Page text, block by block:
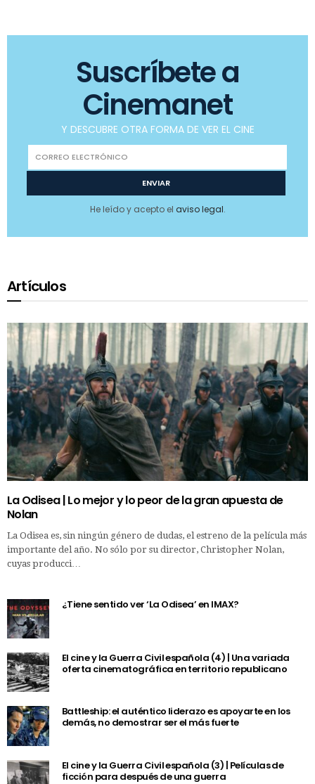
Suscríbete a
Cinemanet
Y DESCUBRE OTRA FORMA DE VER EL CINE
He leído y acepto el aviso legal.
Artículos
La Odisea | Lo mejor y lo peor de la gran apuesta de
Nolan
La Odisea es, sin ningún género de dudas, el estreno de la película más
importante del año. No sólo por su director, Christopher Nolan,
cuyas producci…
¿Tiene sentido ver ‘La Odisea’ en IMAX?
El cine y la Guerra Civil española (4) | Una variada
oferta cinematográfica en territorio republicano
Battleship: el auténtico liderazo es apoyarte en los
demás, no demostrar ser el más fuerte
El cine y la Guerra Civil española (3) | Películas de
ficción para después de una guerra